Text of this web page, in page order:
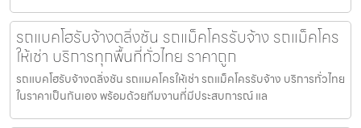
รถแบคโฮรับจ้างตลิ่งชัน รถแม็คโครรับจ้าง รถแม็คโคร
ให้เช่า บริการทุกพื้นที่ทั่วไทย ราคาถูก
รถแบคโฮรับจ้างตลิ่งชัน รถแมคโครให้เช่า รถแม็คโครรับจ้าง บริการทั่วไทย
ในราคาเป็นกันเอง พร้อมด้วยทีมงานที่มีประสบการณ์ แล